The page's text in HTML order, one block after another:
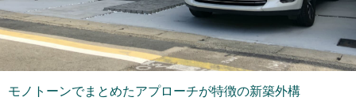
モノトーンでまとめたアプローチが特徴の新築外構